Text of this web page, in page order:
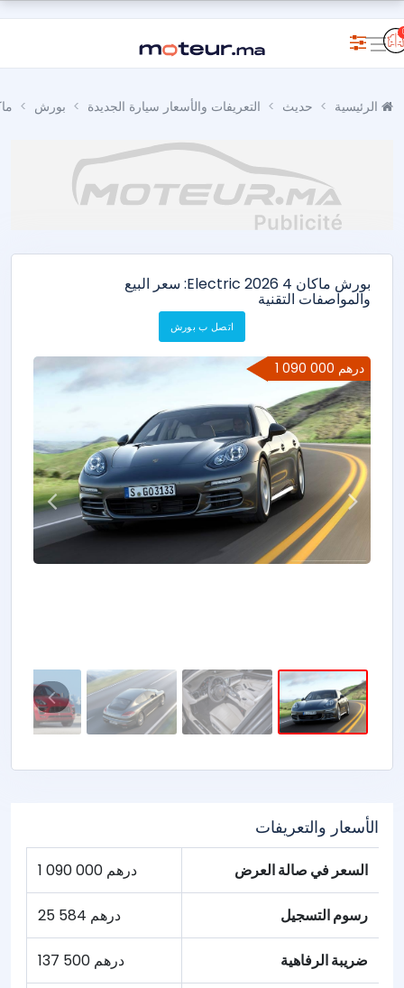
حديث التعريفات والأسعار سيارة الجديدة بورش
بورش ماكان 4 Electric 2026: سعر البيع
والمواصفات التقنية
اتصل ب بورش
1 090 000 درهم
الأسعار والتعريفات
السعر في صالة العرض 1 090 000 درهم
رسوم التسجيل 25 584 درهم
ضريبة الرفاهية 137 500 درهم